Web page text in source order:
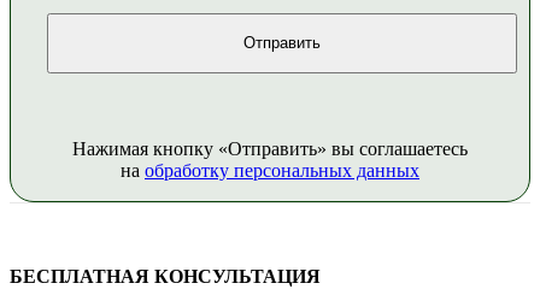
Нажимая кнопку «Отправить» вы соглашаетесь
на обработку персональных данных
БЕСПЛАТНАЯ КОНСУЛЬТАЦИЯ